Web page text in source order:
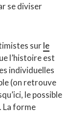
se diviser
surle
l’histoire est
individuelles
(on retrouve
le possible
La forme